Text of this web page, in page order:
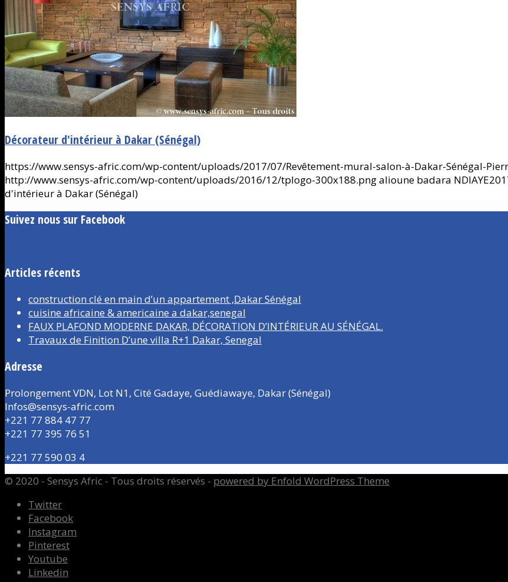
Décorateur d'intérieur à Dakar (Sénégal)
https://www.sensys-afric.com/wp-content/uploads/2017/07/Revêtement-mural-salon-à-Dakar-Sénégal-
http://www.sensys-afric.com/wp-content/uploads/2016/12/tplogo-300x188.pngalioune badara NDIAYE
d'intérieur à Dakar (Sénégal)
Suivez nous sur Facebook
Articles récents
construction clé en main d’un appartement ,Dakar Sénégal
cuisine africaine & americaine a dakar,senegal
FAUX PLAFOND MODERNE DAKAR, DÉCORATION D’INTÉRIEUR AU SÉNÉGAL.
Travaux de Finition D’une villa R+1 Dakar, Senegal
Adresse
Prolongement VDN, Lot N1, Cité Gadaye, Guédiawaye, Dakar (Sénégal)
Infos@sensys-afric.com
+221 77 884 47 77
+221 77 395 76 51
+221 77 590 03 4
© 2020 - Sensys Afric - Tous droits réservés - powered by Enfold WordPress Theme
Twitter
Facebook
Instagram
Pinterest
Youtube
Linkedin